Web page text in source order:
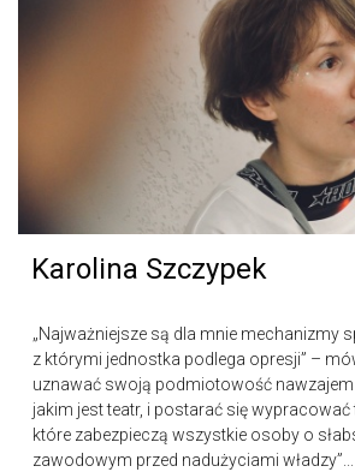
Karolina Szczypek
„Najważniejsze są dla mnie mechanizmy
z którymi jednostka podlega opresji” –
uznawać swoją podmiotowość nawzajem
jakim jest teatr, i postarać się wypracować
które zabezpieczą wszystkie osoby o
zawodowym przed nadużyciami władzy”...